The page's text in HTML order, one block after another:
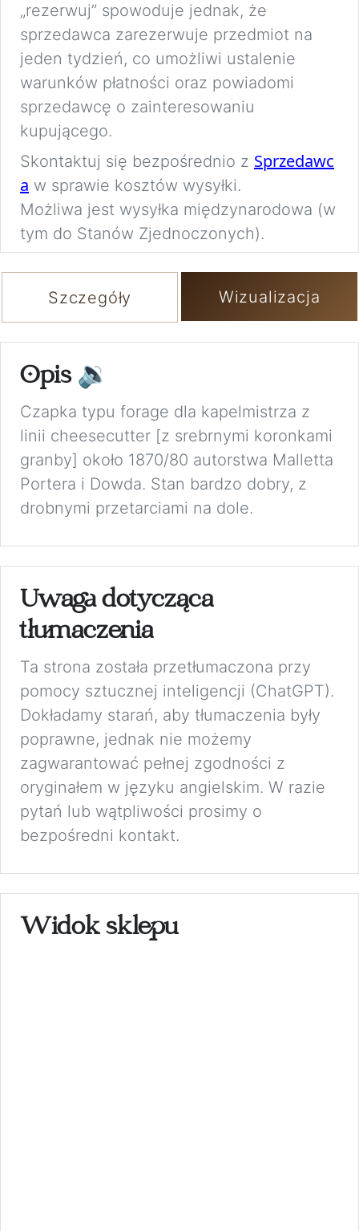
„rezerwuj” spowoduje jednak, że
sprzedawca zarezerwuje przedmiot na
jeden tydzień, co umożliwi ustalenie
warunków płatności oraz powiadomi
sprzedawcę o zainteresowaniu
kupującego.
Skontaktuj się bezpośrednio z Sprzedawc
a w sprawie kosztów wysyłki.
Możliwa jest wysyłka międzynarodowa (w
tym do Stanów Zjednoczonych).
Szczegóły Wizualizacja
Opis 🔉
Czapka typu forage dla kapelmistrza z
linii cheesecutter [z srebrnymi koronkami
granby] około 1870/80 autorstwa Malletta
Portera i Dowda. Stan bardzo dobry, z
drobnymi przetarciami na dole.
Uwaga dotycząca
tłumaczenia
Ta strona została przetłumaczona przy
pomocy sztucznej inteligencji (ChatGPT).
Dokładamy starań, aby tłumaczenia były
poprawne, jednak nie możemy
zagwarantować pełnej zgodności z
oryginałem w języku angielskim. W razie
pytań lub wątpliwości prosimy o
bezpośredni kontakt.
Widok sklepu